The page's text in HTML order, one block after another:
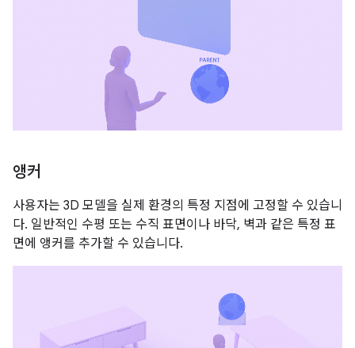
앵커
사용자는 3D 모델을 실제 환경의 특정 지점에 고정할 수 있습니
다. 일반적인 수평 또는 수직 표면이나 바닥, 벽과 같은 특정 표
면에 앵커를 추가할 수 있습니다.